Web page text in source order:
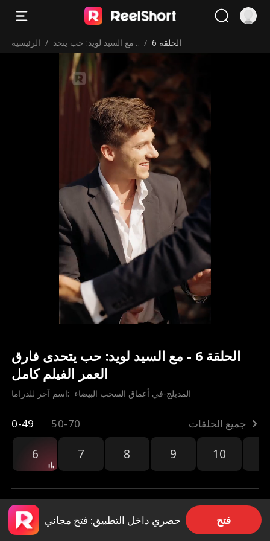
الرئيسية / مع السيد لويد: حب يتحد
ى فارق العمر
/ الحلقة 6
الحلقة 6 - مع السيد لويد: حب يتحدى فارق
العمر الفيلم كامل
اسم آخر للدراما: المدبلج-في أعماق السحب البيضاء
0-49 50-70 جميع الحلقات
6 7 8 9 10
7.6k مشاركة
حصري داخل التطبيق: فتح مجاني فتح